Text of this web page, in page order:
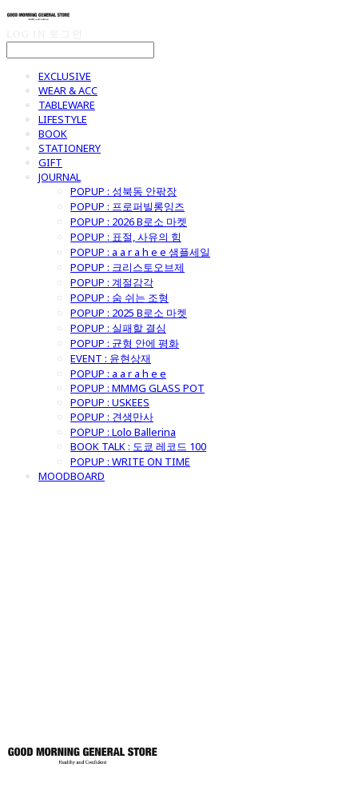
EXCLUSIVE
WEAR & ACC
TABLEWARE
LIFESTYLE
BOOK
STATIONERY
GIFT
JOURNAL
POPUP : 성북동 안팎장
POPUP : 프로퍼빌롱잉즈
POPUP : 2026 B로소 마켓
POPUP : 표절, 사유의 힘
POPUP : a a r a h e e 샘플세일
POPUP : 크리스토오브제
POPUP : 계절감각
POPUP : 숨 쉬는 조형
POPUP : 2025 B로소 마켓
POPUP : 실패할 결심
POPUP : 균형 안에 평화
EVENT : 윤현상재
POPUP : a a r a h e e
POPUP : MMMG GLASS POT
POPUP : USKEES
POPUP : 견생만사
POPUP : Lolo Ballerina
BOOK TALK : 도쿄 레코드 100
POPUP : WRITE ON TIME
MOODBOARD